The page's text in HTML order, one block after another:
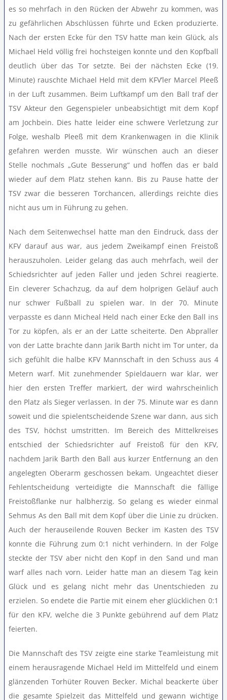
es so mehrfach in den Rücken der Abwehr zu kommen, was
zu gefährlichen Abschlüssen führte und Ecken produzierte.
Nach der ersten Ecke für den TSV hatte man kein Glück, als
Michael Held völlig frei hochsteigen konnte und den Kopfball
deutlich über das Tor setzte. Bei der nächsten Ecke (19.
Minute) rauschte Michael Held mit dem KFV’ler Marcel Pleeß
in der Luft zusammen. Beim Luftkampf um den Ball traf der
TSV Akteur den Gegenspieler unbeabsichtigt mit dem Kopf
am Jochbein. Dies hatte leider eine schwere Verletzung zur
Folge, weshalb Pleeß mit dem Krankenwagen in die Klinik
gefahren werden musste. Wir wünschen auch an dieser
Stelle nochmals „Gute Besserung“ und hoffen das er bald
wieder auf dem Platz stehen kann. Bis zu Pause hatte der
TSV zwar die besseren Torchancen, allerdings reichte dies
nicht aus um in Führung zu gehen.
Nach dem Seitenwechsel hatte man den Eindruck, dass der
KFV darauf aus war, aus jedem Zweikampf einen Freistoß
herauszuholen. Leider gelang das auch mehrfach, weil der
Schiedsrichter auf jeden Faller und jeden Schrei reagierte.
Ein cleverer Schachzug, da auf dem holprigen Geläuf auch
nur schwer Fußball zu spielen war. In der 70. Minute
verpasste es dann Micheal Held nach einer Ecke den Ball ins
Tor zu köpfen, als er an der Latte scheiterte. Den Abpraller
von der Latte brachte dann Jarik Barth nicht im Tor unter, da
sich gefühlt die halbe KFV Mannschaft in den Schuss aus 4
Metern warf. Mit zunehmender Spieldauern war klar, wer
hier den ersten Treffer markiert, der wird wahrscheinlich
den Platz als Sieger verlassen. In der 75. Minute war es dann
soweit und die spielentscheidende Szene war dann, aus sich
des TSV, höchst umstritten. Im Bereich des Mittelkreises
entschied der Schiedsrichter auf Freistoß für den KFV,
nachdem Jarik Barth den Ball aus kurzer Entfernung an den
angelegten Oberarm geschossen bekam. Ungeachtet dieser
Fehlentscheidung verteidigte die Mannschaft die fällige
Freistoßflanke nur halbherzig. So gelang es wieder einmal
Sehmus As den Ball mit dem Kopf über die Linie zu drücken.
Auch der herauseilende Rouven Becker im Kasten des TSV
konnte die Führung zum 0:1 nicht verhindern. In der Folge
steckte der TSV aber nicht den Kopf in den Sand und man
warf alles nach vorn. Leider hatte man an diesem Tag kein
Glück und es gelang nicht mehr das Unentschieden zu
erzielen. So endete die Partie mit einem eher glücklichen 0:1
für den KFV, welche die 3 Punkte gebührend auf dem Platz
feierten.
Die Mannschaft des TSV zeigte eine starke Teamleistung mit
einem herausragende Michael Held im Mittelfeld und einem
glänzenden Torhüter Rouven Becker. Michal beackerte über
die gesamte Spielzeit das Mittelfeld und gewann wichtige